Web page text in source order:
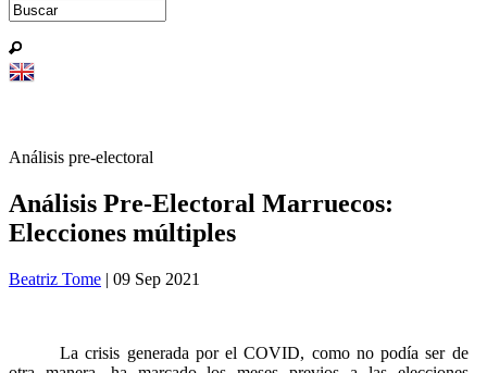
Análisis pre-electoral
Análisis Pre-Electoral Marruecos:
Elecciones múltiples
Beatriz Tome | 09 Sep 2021
La crisis generada por el COVID, como no podía ser de